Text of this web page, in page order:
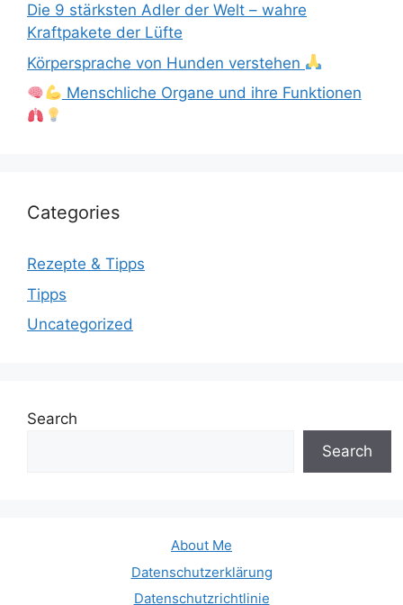
Die 9 stärksten Adler der Welt – wahre
Kraftpakete der Lüfte
Körpersprache von Hunden verstehen
Menschliche Organe und ihre Funktionen
Categories
Rezepte & Tipps
Tipps
Uncategorized
Search
Search
About Me
Datenschutzerklärung
Datenschutzrichtlinie